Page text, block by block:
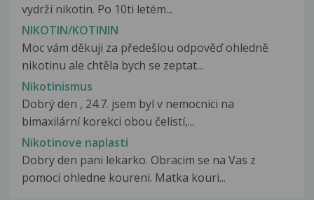
vydrží nikotin. Po 10ti letém...
NIKOTIN/KOTININ
Moc vám děkuji za předešlou odpověď ohledně
nikotinu ale chtěla bych se zeptat...
Nikotinismus
Dobrý den , 24.7. jsem byl v nemocnici na
bimaxilární korekci obou čelistí,...
Nikotinove naplasti
Dobry den pani lekarko. Obracim se na Vas z
pomoci ohledne koureni. Matka kouri...